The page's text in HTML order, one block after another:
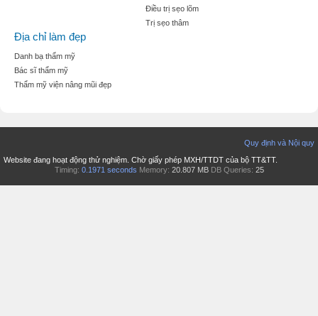
Điều trị sẹo lõm
Trị sẹo thâm
Địa chỉ làm đẹp
Danh bạ thẩm mỹ
Bác sĩ thẩm mỹ
Thẩm mỹ viện nâng mũi đẹp
Quy định và Nội quy
Website đang hoạt động thử nghiệm. Chờ giấy phép MXH/TTDT của bộ TT&TT.
Timing: 0.1971 seconds Memory: 20.807 MB DB Queries: 25